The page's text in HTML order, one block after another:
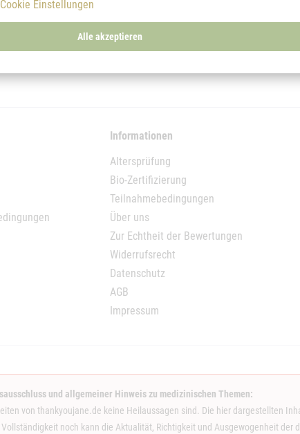
Informationen
Altersprüfung
Bio-Zertifizierung
Teilnahmebedingungen
Über uns
Zur Echtheit der Bewertungen
Widerrufsrecht
Datenschutz
AGB
Impressum
und allgemeiner Hinweis zu medizinischen Themen:
von thankyoujane.de keine Heilaussagen sind. Die hier dargestellten
noch kann die Aktualität, Richtigkeit und Ausgewogenheit
Cookie Einstellungen
Alle akzeptieren